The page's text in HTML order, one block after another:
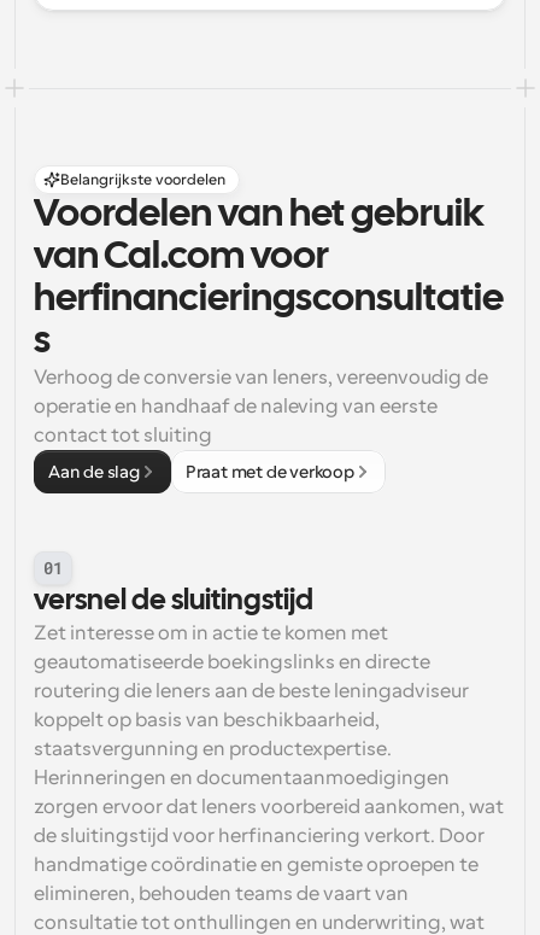
Belangrijkste voordelen
Voordelen van het gebruik
van Cal.com voor
herfinancieringsconsultatie
s
Verhoog de conversie van leners, vereenvoudig de
operatie en handhaaf de naleving van eerste
contact tot sluiting
Aan de slag Praat met de verkoop
01
versnel de sluitingstijd
Zet interesse om in actie te komen met
geautomatiseerde boekingslinks en directe
routering die leners aan de beste leningadviseur
koppelt op basis van beschikbaarheid,
staatsvergunning en productexpertise.
Herinneringen en documentaanmoedigingen
zorgen ervoor dat leners voorbereid aankomen, wat
de sluitingstijd voor herfinanciering verkort. Door
handmatige coördinatie en gemiste oproepen te
elimineren, behouden teams de vaart van
consultatie tot onthullingen en underwriting, wat